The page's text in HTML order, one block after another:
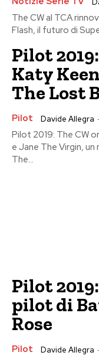
The CW al TCA
Flash, il futuro di
Pilot
Katy
The Lost
Pilot Davide Allegra
Pilot 2019: The CW
e Jane The Virgin,
The...
Pilot
pilot di
Rose
Pilot Davide Allegra